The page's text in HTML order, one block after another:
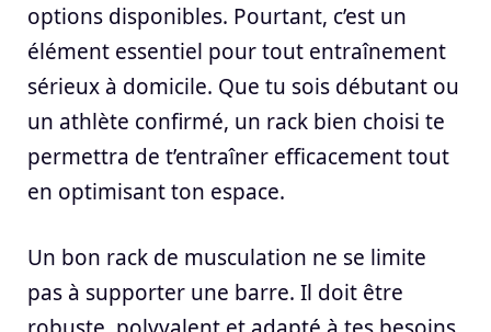
options disponibles. Pourtant, c’est un
élément essentiel pour tout entraînement
sérieux à domicile. Que tu sois débutant ou
un athlète confirmé, un rack bien choisi te
permettra de t’entraîner efficacement tout
en optimisant ton espace.
Un bon rack de musculation ne se limite
pas à supporter une barre. Il doit être